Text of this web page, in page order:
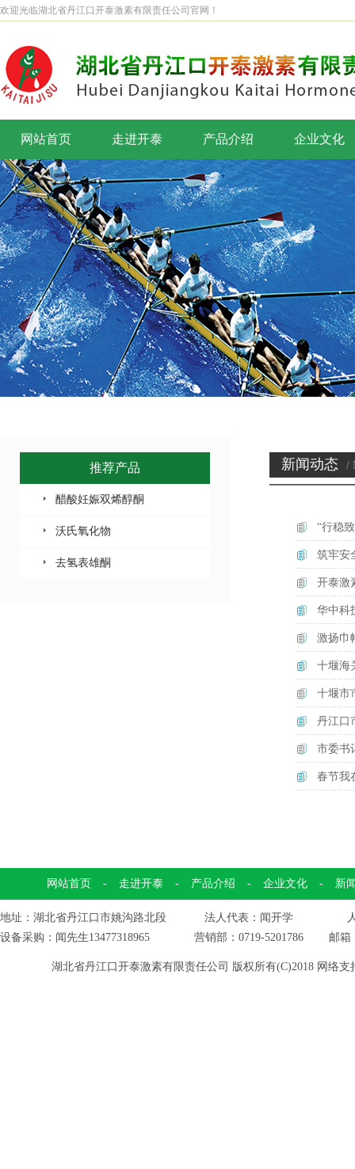
欢迎光临湖北省丹江口开泰激素有限责任公司官网！
网站首页 走进开泰
公司简介
董事长致辞
企业风采
产品介绍 企业文化
企业理念
企业标识
开泰之歌
推荐产品
醋酸妊娠双烯醇酮
沃氏氧化物
去氢表雄酮
新闻动态 /
“行稳
筑牢安
开泰激
华中科
激扬巾
十堰海
十堰市
丹江口
市委书
春节我
网站首页 - 走进开泰 - 产品介绍 - 企业文化 - 新
地址：湖北省丹江口市姚沟路北段 法人代表：闻开学 人
设备采购：闻先生13477318965 营销部：0719-5201786 邮箱
湖北省丹江口开泰激素有限责任公司 版权所有(C)2018 网络支